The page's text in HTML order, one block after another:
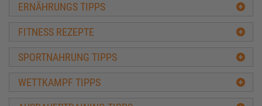
FAQ Training und Muskulatur
Welcher Trainingsplan passt
Training Tipps Seite 4
Training Tipps Seite 3
ERNÄHRUNGS TIPPS
FITNESS REZEPTE
SPORTNAHRUNG TIPPS
WETTKAMPF TIPPS